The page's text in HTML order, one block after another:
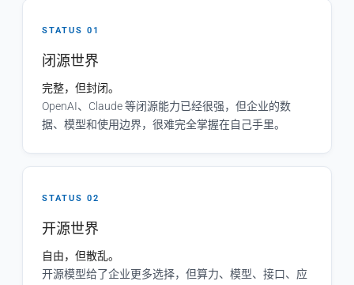
STATUS 01
闭源世界
完整，但封闭。
OpenAI、Claude 等闭源能力已经很强，但企业的数
据、模型和使用边界，很难完全掌握在自己手里。
STATUS 02
开源世界
自由，但散乱。
开源模型给了企业更多选择，但算力、模型、接口、应